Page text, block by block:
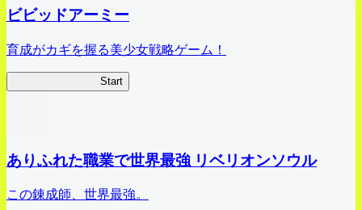
ビビッドアーミー
育成がカギを握る美少女戦略ゲーム！
Start
ありふれた職業で世界最強 リベリオンソウル
この錬成師、世界最強。